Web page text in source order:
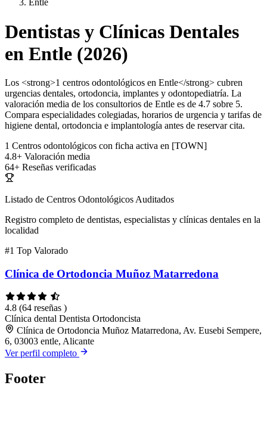
Entle
Dentistas y Clínicas Dentales
en Entle (2026)
Los <strong>1 centros odontológicos en Entle</strong> cubren
urgencias dentales, ortodoncia, implantes y odontopediatría. La
valoración media de los consultorios de Entle es de 4.7 sobre 5.
Compara especialidades colegiadas, horarios de urgencia y tarifas de
higiene dental, ortodoncia e implantología antes de reservar cita.
1 Centros odontológicos con ficha activa en [TOWN]
4.8+ Valoración media
64+ Reseñas verificadas
Listado de Centros Odontológicos Auditados
Registro completo de dentistas, especialistas y clínicas dentales en la
localidad
#1 Top Valorado
Clínica de Ortodoncia Muñoz Matarredona
4.8 (64 reseñas )
Clínica dental Dentista Ortodoncista
Clínica de Ortodoncia Muñoz Matarredona, Av. Eusebi Sempere,
6, 03003 entle, Alicante
Ver perfil completo
Footer